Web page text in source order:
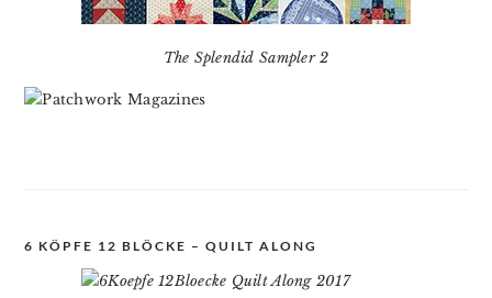
The Splendid Sampler 2
6 KÖPFE 12 BLÖCKE – QUILT ALONG